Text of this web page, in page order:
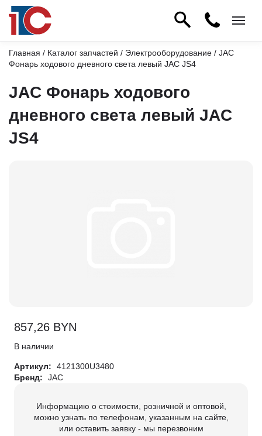
Главная / Каталог запчастей / Электрооборудование / JAC
Фонарь ходового дневного света левый JAC JS4
JAC Фонарь ходового
дневного света левый JAC
JS4
857,26 BYN
В наличии
Артикул:
4121300U3480
Бренд:
JAC
Информацию о стоимости, розничной и оптовой,
можно узнать по телефонам, указанным на сайте,
или оставить заявку - мы перезвоним